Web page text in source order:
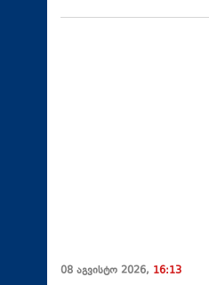
08 აგვისტო 2026, 16:13